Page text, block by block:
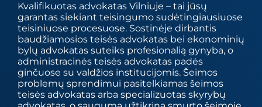
Kvalifikuotas advokatas Vilniuje – tai jūsų
garantas siekiant teisingumo sudėtingiausiuose
teisiniuose procesuose. Sostinėje dirbantis
baudžiamosios teisės advokatas bei ekonominių
bylų advokatas suteiks profesionalią gynyba, o
administracinės teisės advokatas padės
ginčuose su valdžios institucijomis. Šeimos
problemų sprendimui pasitelkiamas šeimos
teisės advokatas arba specializuotas skyrybų